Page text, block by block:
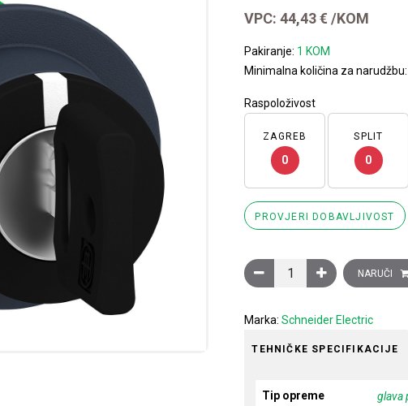
VPC:44,43€ /KOM
Pakiranje: 1 KOM
Minimalna količina za narudžbu:
Raspoloživost
ZAGREB
0
SPLIT
0
PROVJERI DOBAVLJIVOST
Glava preklopke,NARUČI
Marka:Schneider Electric
TEHNIČKE SPECIFIKACIJE
Tip opreme glava